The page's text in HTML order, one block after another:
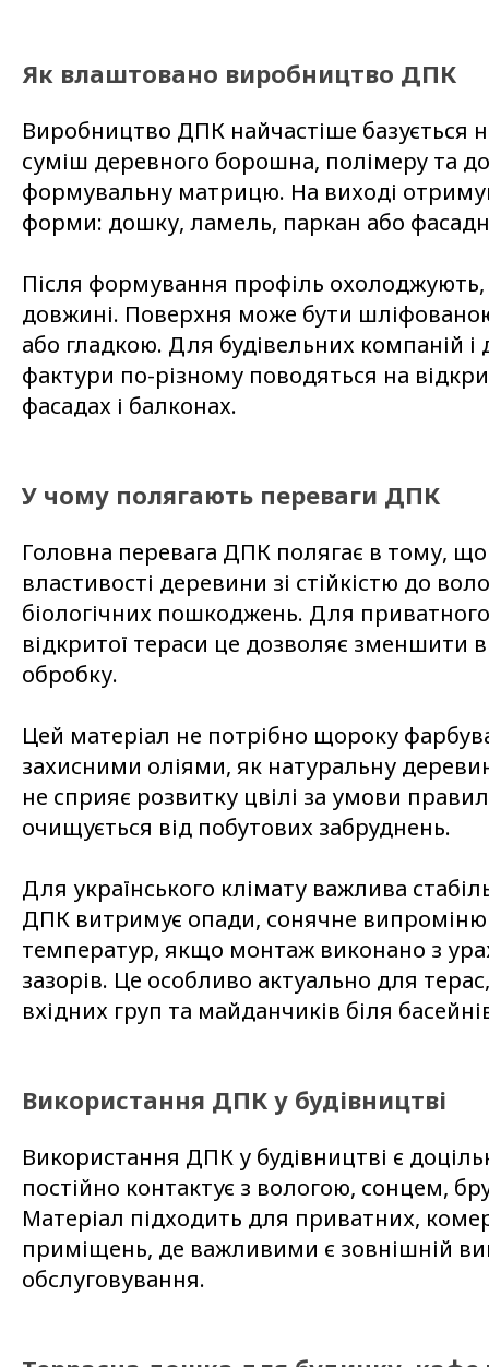
Як влаштовано виробництво ДПК
Виробництво ДПК найчастіше базується
суміш деревного борошна, полімеру та
формувальну матрицю. На виході
форми: дошку, ламель, паркан або
Після формування профіль охолоджують,
довжині. Поверхня може бути
або гладкою. Для будівельних компаній і
фактури по-різному поводяться на
фасадах і балконах.
У чому полягають переваги ДПК
Головна перевага ДПК полягає в тому, що
властивості деревини зі стійкістю до
біологічних пошкоджень. Для
відкритої тераси це дозволяє зменшити
обробку.
Цей матеріал не потрібно щороку
захисними оліями, як натуральну
не сприяє розвитку цвілі за умови
очищується від побутових забруднень.
Для українського клімату важлива
ДПК витримує опади, сонячне
температур, якщо монтаж виконано з
зазорів. Це особливо актуально для
вхідних груп та майданчиків біля
Використання ДПК у будівництві
Використання ДПК у будівництві є
постійно контактує з вологою, сонцем,
Матеріал підходить для приватних,
приміщень, де важливими є зовнішній
обслуговування.